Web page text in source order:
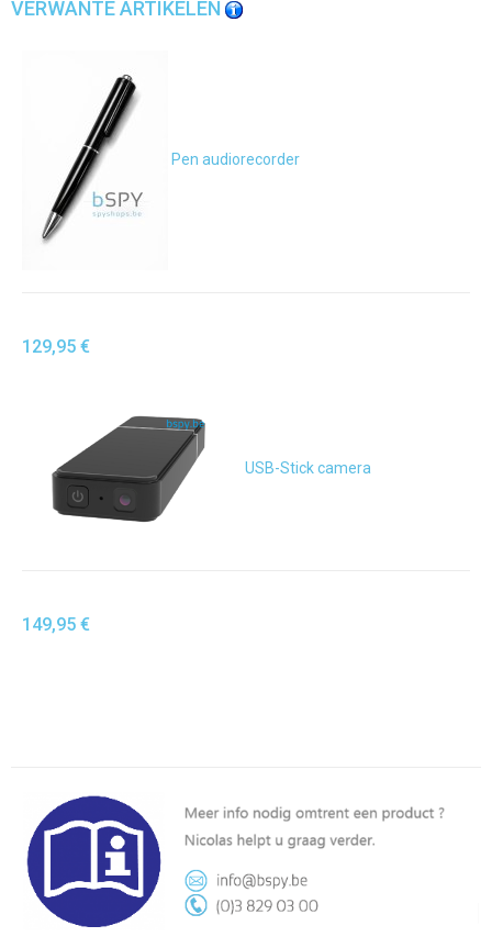
VERWANTE ARTIKELEN
Pen audiorecorder
129,95 €
USB-Stick camera
149,95 €